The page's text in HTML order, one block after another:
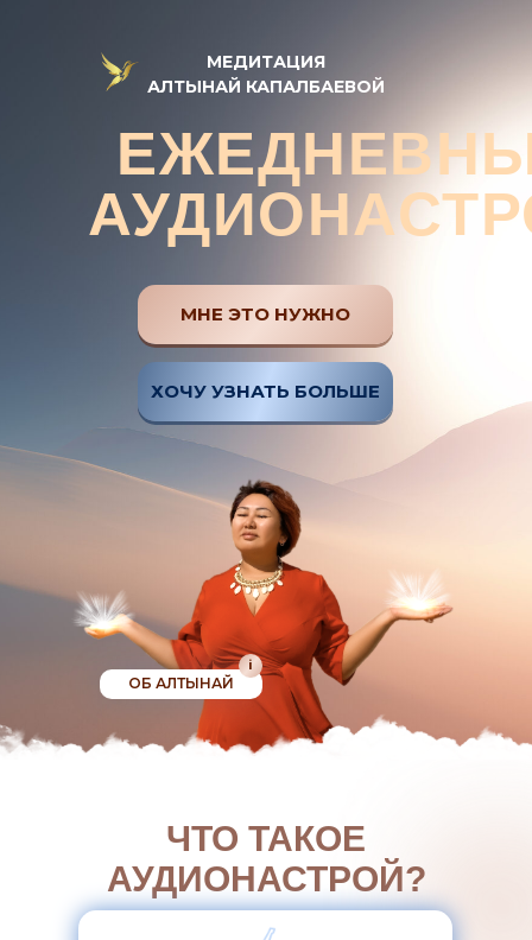
ОБ АЛТЫНАЙ
i
МЕДИТАЦИЯ
АЛТЫНАЙ КАПАЛБАЕВОЙ
ХОЧУ УЗНАТЬ БОЛЬШЕ
МНЕ ЭТО НУЖНО
ЧТО ТАКОЕ
АУДИОНАСТРОЙ?